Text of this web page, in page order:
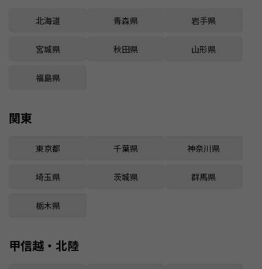
北海道 青森県 岩手県
宮城県 秋田県 山形県
福島県
関東
東京都 千葉県 神奈川県
埼玉県 茨城県 群馬県
栃木県
甲信越・北陸